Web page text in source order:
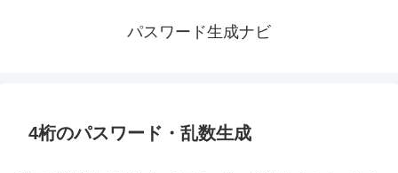
パスワード生成ナビ
4桁のパスワード・乱数生成